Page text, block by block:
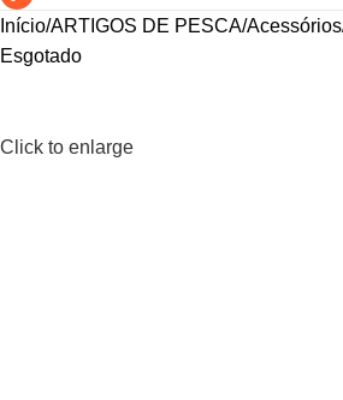
Início ARTIGOS DE PESCA Acessórios
Esgotado
Click to enlarge